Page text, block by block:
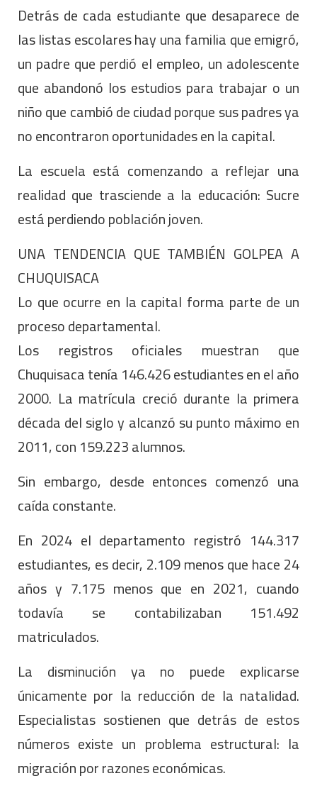
Detrás de cada estudiante que desaparece de
las listas escolares hay una familia que emigró,
un padre que perdió el empleo, un adolescente
que abandonó los estudios para trabajar o un
niño que cambió de ciudad porque sus padres ya
no encontraron oportunidades en la capital.
La escuela está comenzando a reflejar una
realidad que trasciende a la educación: Sucre
está perdiendo población joven.
UNA TENDENCIA QUE TAMBIÉN GOLPEA A
CHUQUISACA
Lo que ocurre en la capital forma parte de un
proceso departamental.
Los registros oficiales muestran que
Chuquisaca tenía 146.426 estudiantes en el año
2000. La matrícula creció durante la primera
década del siglo y alcanzó su punto máximo en
2011, con 159.223 alumnos.
Sin embargo, desde entonces comenzó una
caída constante.
En 2024 el departamento registró 144.317
estudiantes, es decir, 2.109 menos que hace 24
años y 7.175 menos que en 2021, cuando
todavía se contabilizaban 151.492
matriculados.
La disminución ya no puede explicarse
únicamente por la reducción de la natalidad.
Especialistas sostienen que detrás de estos
números existe un problema estructural: la
migración por razones económicas.